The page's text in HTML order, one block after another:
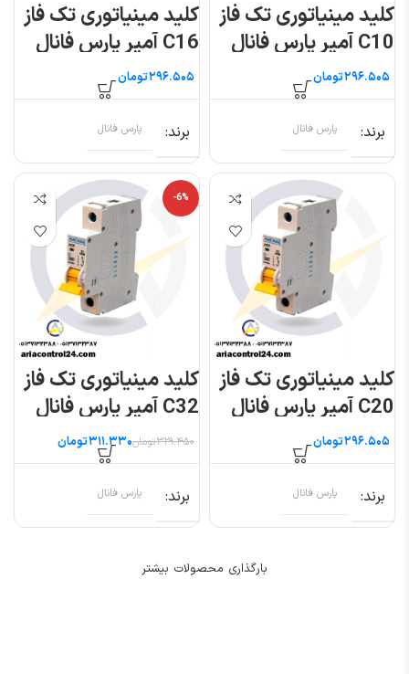
کلید مینیاتوری تک فاز
C10 آمپر پارس فانال
مدل PFN تومان
برند پارس فانال
کلید مینیاتوری تک فاز
C16 آمپر پارس فانال
مدل PFN تومان
برند پارس فانال
کلید مینیاتوری تک فاز
C20 آمپر پارس فانال
مدل PFN تومان
برند پارس فانال
-6%
کلید مینیاتوری تک فاز
C32 آمپر پارس فانال
مدل PFN
۳۲۹.۴۵۰تومان۳۱۱.۳۳۰تومان
برند پارس فانال
بارگذاری محصولات بیشتر